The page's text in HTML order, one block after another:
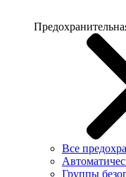
Все
Группы